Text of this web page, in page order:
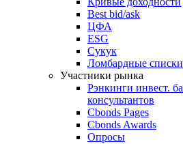
Best bid/ask
ЦФА
ESG
Сукук
Ломбардные списки
Участники рынка
Рэнкинги инвест.
консультантов
Cbonds Pages
Cbonds Awards
Опросы